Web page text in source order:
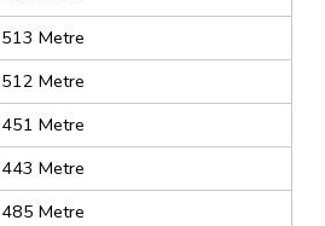
513 Metre
512 Metre
451 Metre
443 Metre
485 Metre